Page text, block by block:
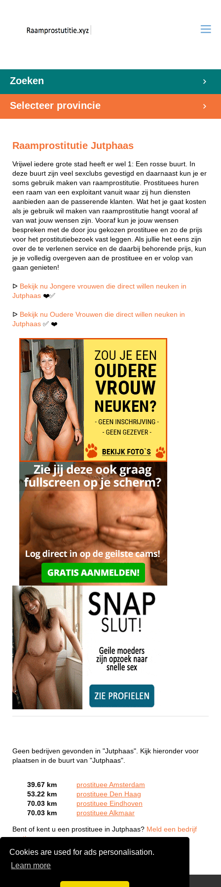
Cookies are used for ads personalisation.
Learn more
Zoeken
Selecteer provincie
Raamprostitutie Jutphaas
Vrijwel iedere grote stad heeft er wel 1: Een rosse buurt. In
deze buurt zijn veel sexclubs gevestigd en daarnaast kun je er
soms gebruik maken van raamprostitutie. Prostituees huren
een raam van een exploitant vanuit waar zij hun diensten
aanbieden aan de passerende klanten. Wat het je gaat kosten
als je gebruik wil maken van raamprostitutie hangt vooral af
van wat jouw wensen zijn. Vooraf kun je jouw wensen
bespreken met de door jou gekozen prostituee en zo de prijs
voor het prostitutiebezoek vast leggen. Als jullie het eens zijn
over de te verlenen service en de daarbij behorende prijs, kun
je je volledig overgeven aan de prostituee en er volop van
gaan genieten!
ᐅ Bekijk nu Jongere vrouwen die direct willen neuken in
Jutphaas ❤️✅
ᐅ Bekijk nu Oudere Vrouwen die direct willen neuken in
Jutphaas ✅ ❤️
Geen bedrijven gevonden in "Jutphaas". Kijk hieronder voor
plaatsen in de buurt van "Jutphaas".
39.67 km
prostituee Amsterdam
53.22 km
prostituee Den Haag
70.03 km
prostituee Eindhoven
70.03 km
prostituee Alkmaar
Bent of kent u een prostituee in Jutphaas? Meld een bedrijf
gratis aan